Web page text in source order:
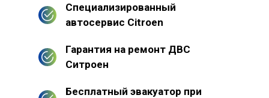
Специализированный
автосервис Citroen
Гарантия на ремонт ДВС
Ситроен
Бесплатный эвакуатор при